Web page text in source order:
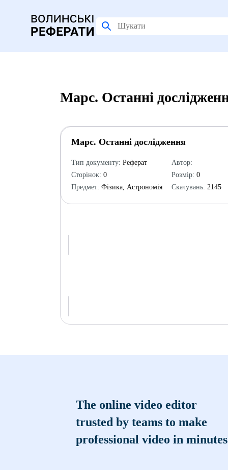
Марс. Останні
Марс. Останні дослідження
Тип документу: Реферат
Сторінок: 0
Предмет: Фізика, Астрономія
Автор:
Розмір: 0
Скачувань: 2145
The online video editor
trusted by teams to make
professional video in minutes